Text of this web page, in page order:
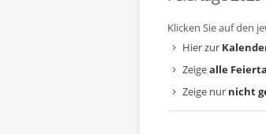
Klicken Sie auf den
Hier zur
Zeigealle
Zeige nur nicht